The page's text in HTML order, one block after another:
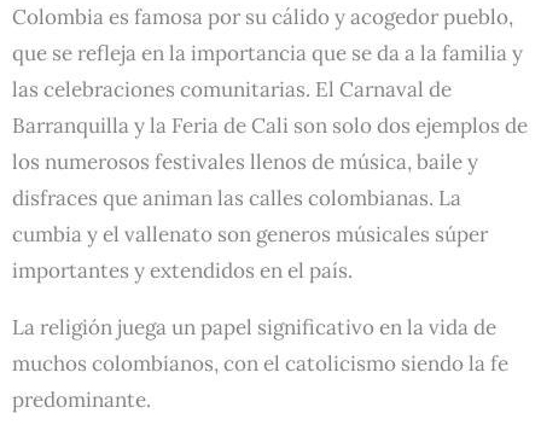
Colombia es famosa por su cálido y acogedor pueblo,
que se refleja en la importancia que se da a la familia y
las celebraciones comunitarias. El Carnaval de
Barranquilla y la Feria de Cali son solo dos ejemplos de
los numerosos festivales llenos de música, baile y
disfraces que animan las calles colombianas. La
cumbia y el vallenato son generos músicales súper
importantes y extendidos en el país.
La religión juega un papel significativo en la vida de
muchos colombianos, con el catolicismo siendo la fe
predominante.